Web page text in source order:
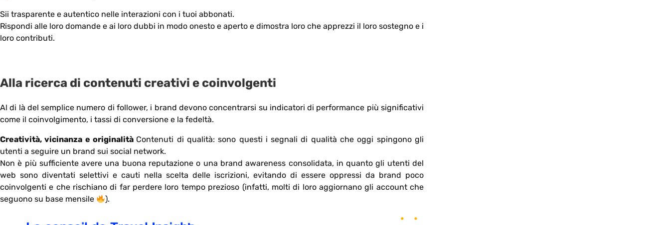
Sii trasparente e autentico nelle interazioni con i tuoi abbonati.
Rispondi alle loro domande e ai loro dubbi in modo onesto e aperto e dimostra loro che apprezzi il loro sostegno e i
loro contributi.
Alla ricerca di contenuti creativi e coinvolgenti
Al di là del semplice numero di follower, i brand devono concentrarsi su indicatori di performance più significativi
come il coinvolgimento, i tassi di conversione e la fedeltà.
Creatività, vicinanza e originalità Contenuti di qualità: sono questi i segnali di qualità che oggi spingono gli
utenti a seguire un brand sui social network.
Non è più sufficiente avere una buona reputazione o una brand awareness consolidata, in quanto gli utenti del
web sono diventati selettivi e cauti nella scelta delle iscrizioni, evitando di essere oppressi da brand poco
coinvolgenti e che rischiano di far perdere loro tempo prezioso (infatti, molti di loro aggiornano gli account che
seguono su base mensile
).